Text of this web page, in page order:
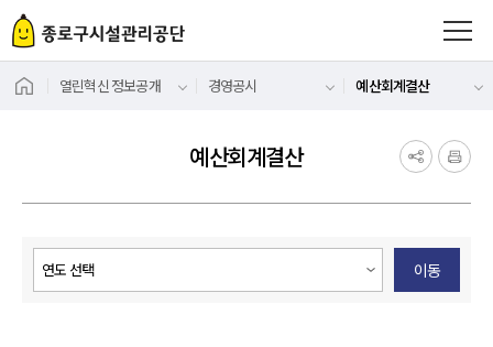
열린혁신 정보공개 경영공시 예산회계결산
예산회계결산
이동